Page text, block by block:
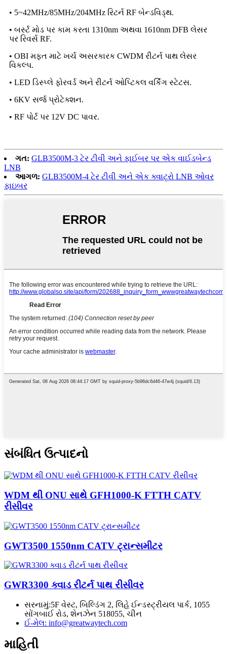
• 5~42MHz/85MHz/204MHz રિટર્ન RF બેન્ડવિડ્થ.
• બર્સ્ટ મોડ પર કામ કરતા 1310nm અથવા 1610nm DFB લેસર
પર રિવર્સ RF.
• OBI મફત માટે ખર્ચ અસરકારક CWDM રીટર્ન પાથ લેસર
વિકલ્પ.
• LED ડિસ્પ્લે ફોરવર્ડ અને રીટર્ન ઓપ્ટિકલ વર્કિંગ સ્ટેટસ.
• 6KV સર્જ પ્રોટેક્શન.
• RF પોર્ટ પર 12V DC પાવર.
ગત: GLB3500M-3 ટેર ટીવી અને ફાઈબર પર એક વાઈડબેન્ડ
LNB
આગળ: GLB3500M-4 ટેર ટીવી અને એક ક્વાટ્રો LNB ઓવર
ફાઇબર
સંબંધિત ઉત્પાદનો
WDM થી ONU સાથે GFH1000-K FTTH CATV
રીસીવર
GWT3500 1550nm CATV ટ્રાન્સમીટર
GWR3300 ક્વાડ રીટર્ન પાથ રીસીવર
સરનામું:5F વેસ્ટ, બિલ્ડિંગ 2, લિહે ઈન્ડસ્ટ્રીયલ પાર્ક, 1055
સોંગબાઈ રોડ, શેનઝેન 518055, ચીન
ઈ-મેલ: info@greatwaytech.com
માહિતી